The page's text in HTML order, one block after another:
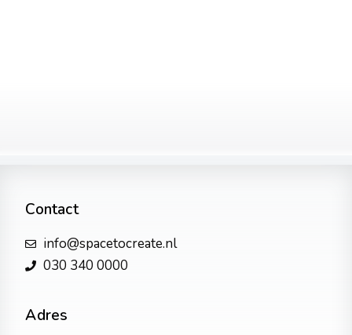
Contact
info@spacetocreate.nl
030 340 0000
Adres